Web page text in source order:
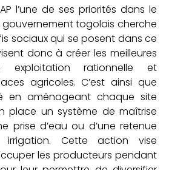
l’une de ses priorités dans le
togolais cherche
sociaux qui se posent dans ce
donc à créer les meilleures
exploitation rationnelle et
agricoles. C’est ainsi que
en aménageant chaque site
place un système de maîtrise
prise d’eau ou d’une retenue
Cette action vise
les producteurs pendant